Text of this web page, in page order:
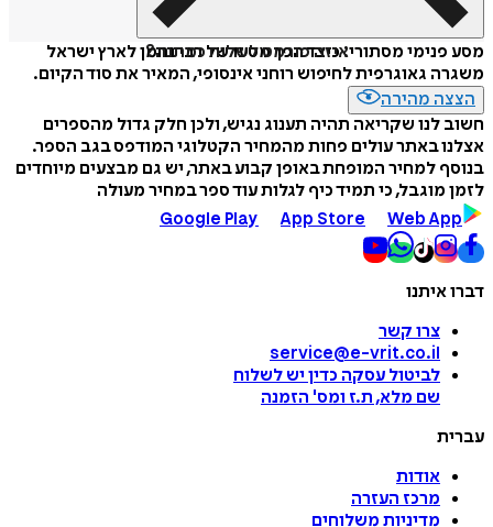
איזה פורמט לשלוח כמתנה?
מסע פנימי מסתורי: כיצד הפך מסעו של רבי נחמן לארץ ישראל
משגרה גאוגרפית לחיפוש רוחני אינסופי, המאיר את סוד הקיום.
הצצה מהירה
חשוב לנו שקריאה תהיה תענוג נגיש, ולכן חלק גדול מהספרים
אצלנו באתר עולים פחות מהמחיר הקטלוגי המודפס בגב הספר.
בנוסף למחיר המופחת באופן קבוע באתר, יש גם מבצעים מיוחדים
לזמן מוגבל, כי תמיד כיף לגלות עוד ספר במחיר מעולה
Google Play
App Store Web App
דברו איתנו
צרו קשר
service@e-vrit.co.il
לביטול עסקה כדין יש לשלוח
שם מלא, ת.ז ומס' הזמנה
עברית
אודות
מרכז העזרה
מדיניות משלוחים